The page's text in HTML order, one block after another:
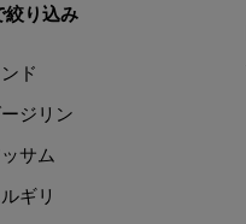
絞り込み
ド
ジリン
サム
ギリ